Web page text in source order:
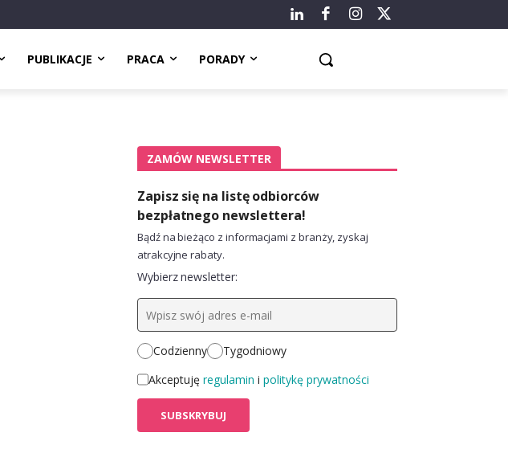
PUBLIKACJE PRACA PORADY
ZAMÓW NEWSLETTER
Zapisz się na listę odbiorców
bezpłatnego newslettera!
Bądź na bieżąco z informacjami z branży, zyskaj
atrakcyjne rabaty.
Wybierz newsletter:
Codzienny
Tygodniowy
Akceptuję regulamin i politykę prywatności